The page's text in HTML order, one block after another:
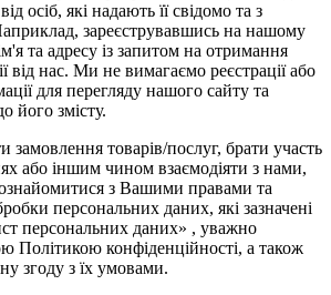
осіб, які надають її свідомо та з
зареєструвавшись на нашому
та адресу із запитом на отримання
від нас. Ми не вимагаємо реєстрації або
для перегляду нашого сайту та
його змісту.
замовлення товарів/послуг, брати участь
або іншим чином взаємодіяти з нами,
з Вашими правами та
персональних даних, які зазначені
персональних даних» , уважно
Політикою конфіденційності, а також
згоду з їх умовами.